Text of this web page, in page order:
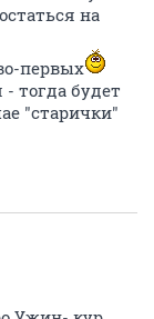
на
первых
тогда будет
"старички"